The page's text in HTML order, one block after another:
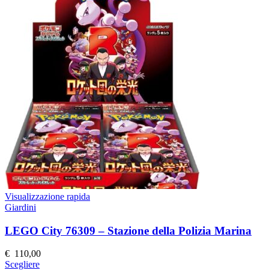
più
varianti.
Le
opzioni
possono
pagina
del
prodotto
Visualizzazione rapida
Giardini
LEGO City 76309 – Stazione della Polizia Marina
€ 110,00
ScegliereQuesto